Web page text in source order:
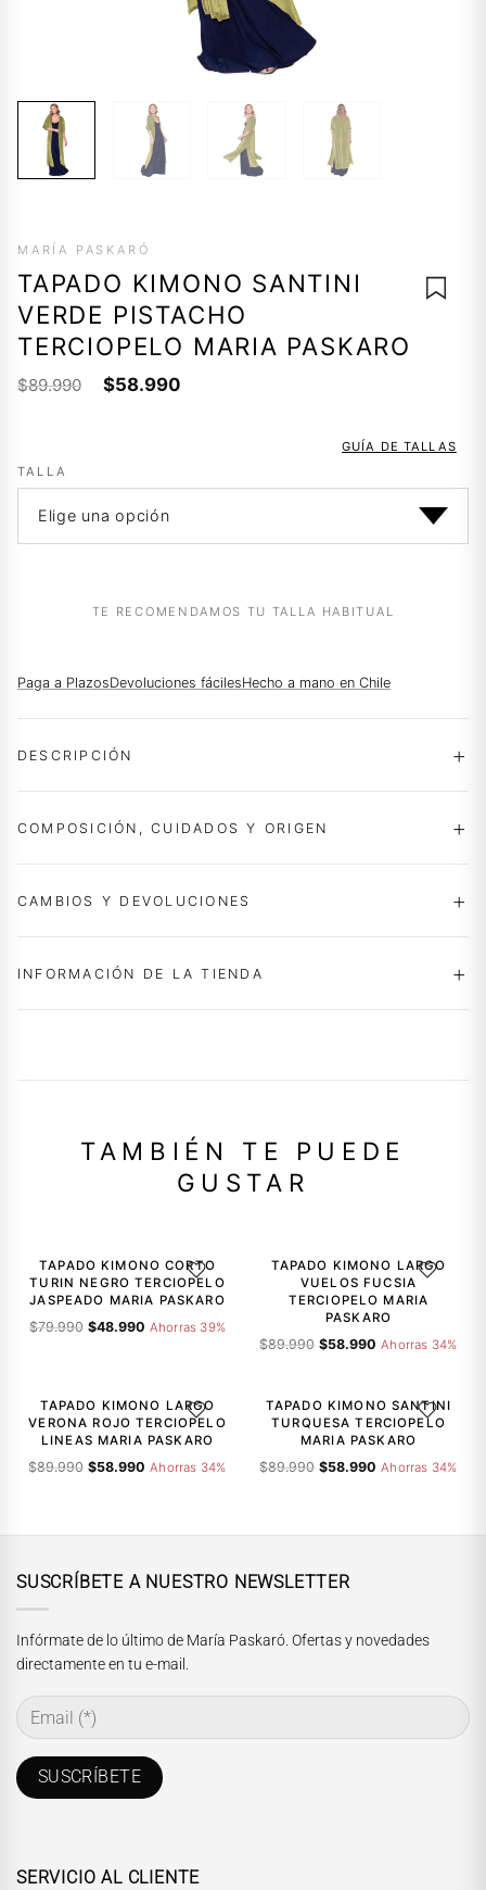
MARÍA PASKARÓ
TAPADO KIMONO SANTINI
VERDE PISTACHO
TERCIOPELO MARIA PASKARO
LISTA
$89.990
El
$89.990.
$58.990El
$58.990.
GUÍA DE TALLAS
TALLA
TE RECOMENDAMOS TU TALLA HABITUAL
Paga a PlazosDevoluciones fácilesHecho a mano en Chile
DESCRIPCIÓN
COMPOSICIÓN, CUIDADOS Y ORIGEN
CAMBIOS Y DEVOLUCIONES
INFORMACIÓN DE LA TIENDA
TAMBIÉN TE PUEDE
GUSTAR
AGREGAR A LA LISTA DE DESEOS
TAPADO KIMONO CORTO
TURIN NEGRO TERCIOPELO
JASPEADO MARIA PASKARO
$79.990
El
$79.990.
$48.990
El
$48.990.
Ahorras 39%
AGREGAR
TAPADO KIMONO LARGO
VUELOS FUCSIA
TERCIOPELO MARIA
PASKARO
$89.990
El
era:
$89.990.
$58.990
El
es:
$58.990.
Ahorras 34%
AGREGAR A LA LISTA DE DESEOS
TAPADO KIMONO LARGO
VERONA ROJO TERCIOPELO
LINEAS MARIA PASKARO
$89.990
El
$58.990
El
Ahorras 34%
AGREGAR
TAPADO KIMONO SANTINI
TURQUESA TERCIOPELO
MARIA PASKARO
$89.990
El
$58.990
El
Ahorras 34%
SUSCRÍBETE A NUESTRO NEWSLETTER
Infórmate de lo último de María Paskaró. Ofertas y novedades
directamente en tu e-mail.
SERVICIO AL CLIENTE